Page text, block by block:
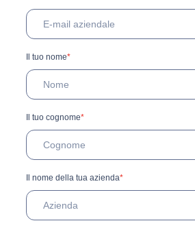
*
Il tuo nome
*
Il tuo cognome
*
Il nome della tua azienda